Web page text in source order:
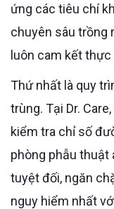
ứng các tiêu chí
chuyên sâu trồng
luôn cam kết thực
Thứ nhất là quy trình kiểm soát đường huyết và vô
trùng. Tại Dr.
kiểm tra chỉ số
phòng phẫu thuật
tuyệt đối, ngăn
nguy hiểm nhất